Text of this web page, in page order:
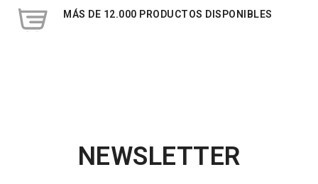
MÁS DE 12.000 PRODUCTOS DISPONIBLES
NEWSLETTER